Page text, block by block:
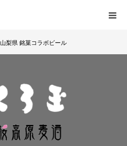
山梨県 銘菓コラボビール